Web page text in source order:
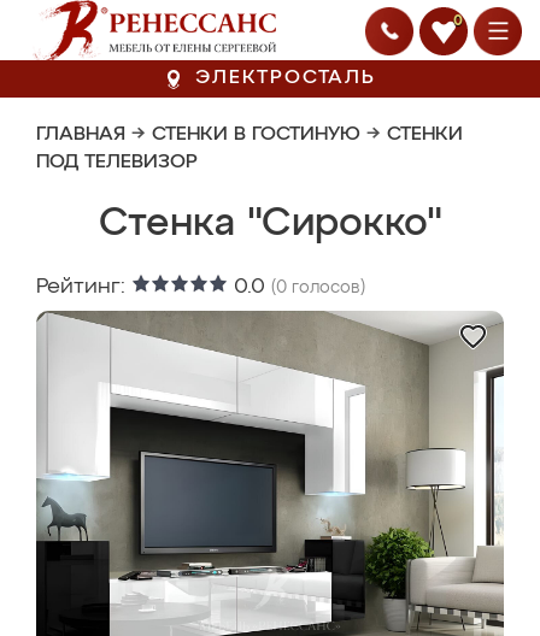
0
ЭЛЕКТРОСТАЛЬ
ГЛАВНАЯ → СТЕНКИ В ГОСТИНУЮ → СТЕНКИ
ПОД ТЕЛЕВИЗОР
Стенка "Сирокко"
Рейтинг: 0.0 (0 голосов)